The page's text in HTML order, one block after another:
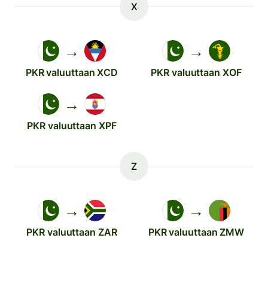
X
→
PKR valuuttaan XCD
→
PKR valuuttaan XOF
→
PKR valuuttaan XPF
Z
→
PKR valuuttaan ZAR
→
PKR valuuttaan ZMW